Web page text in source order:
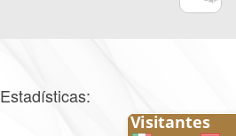
Estadísticas: